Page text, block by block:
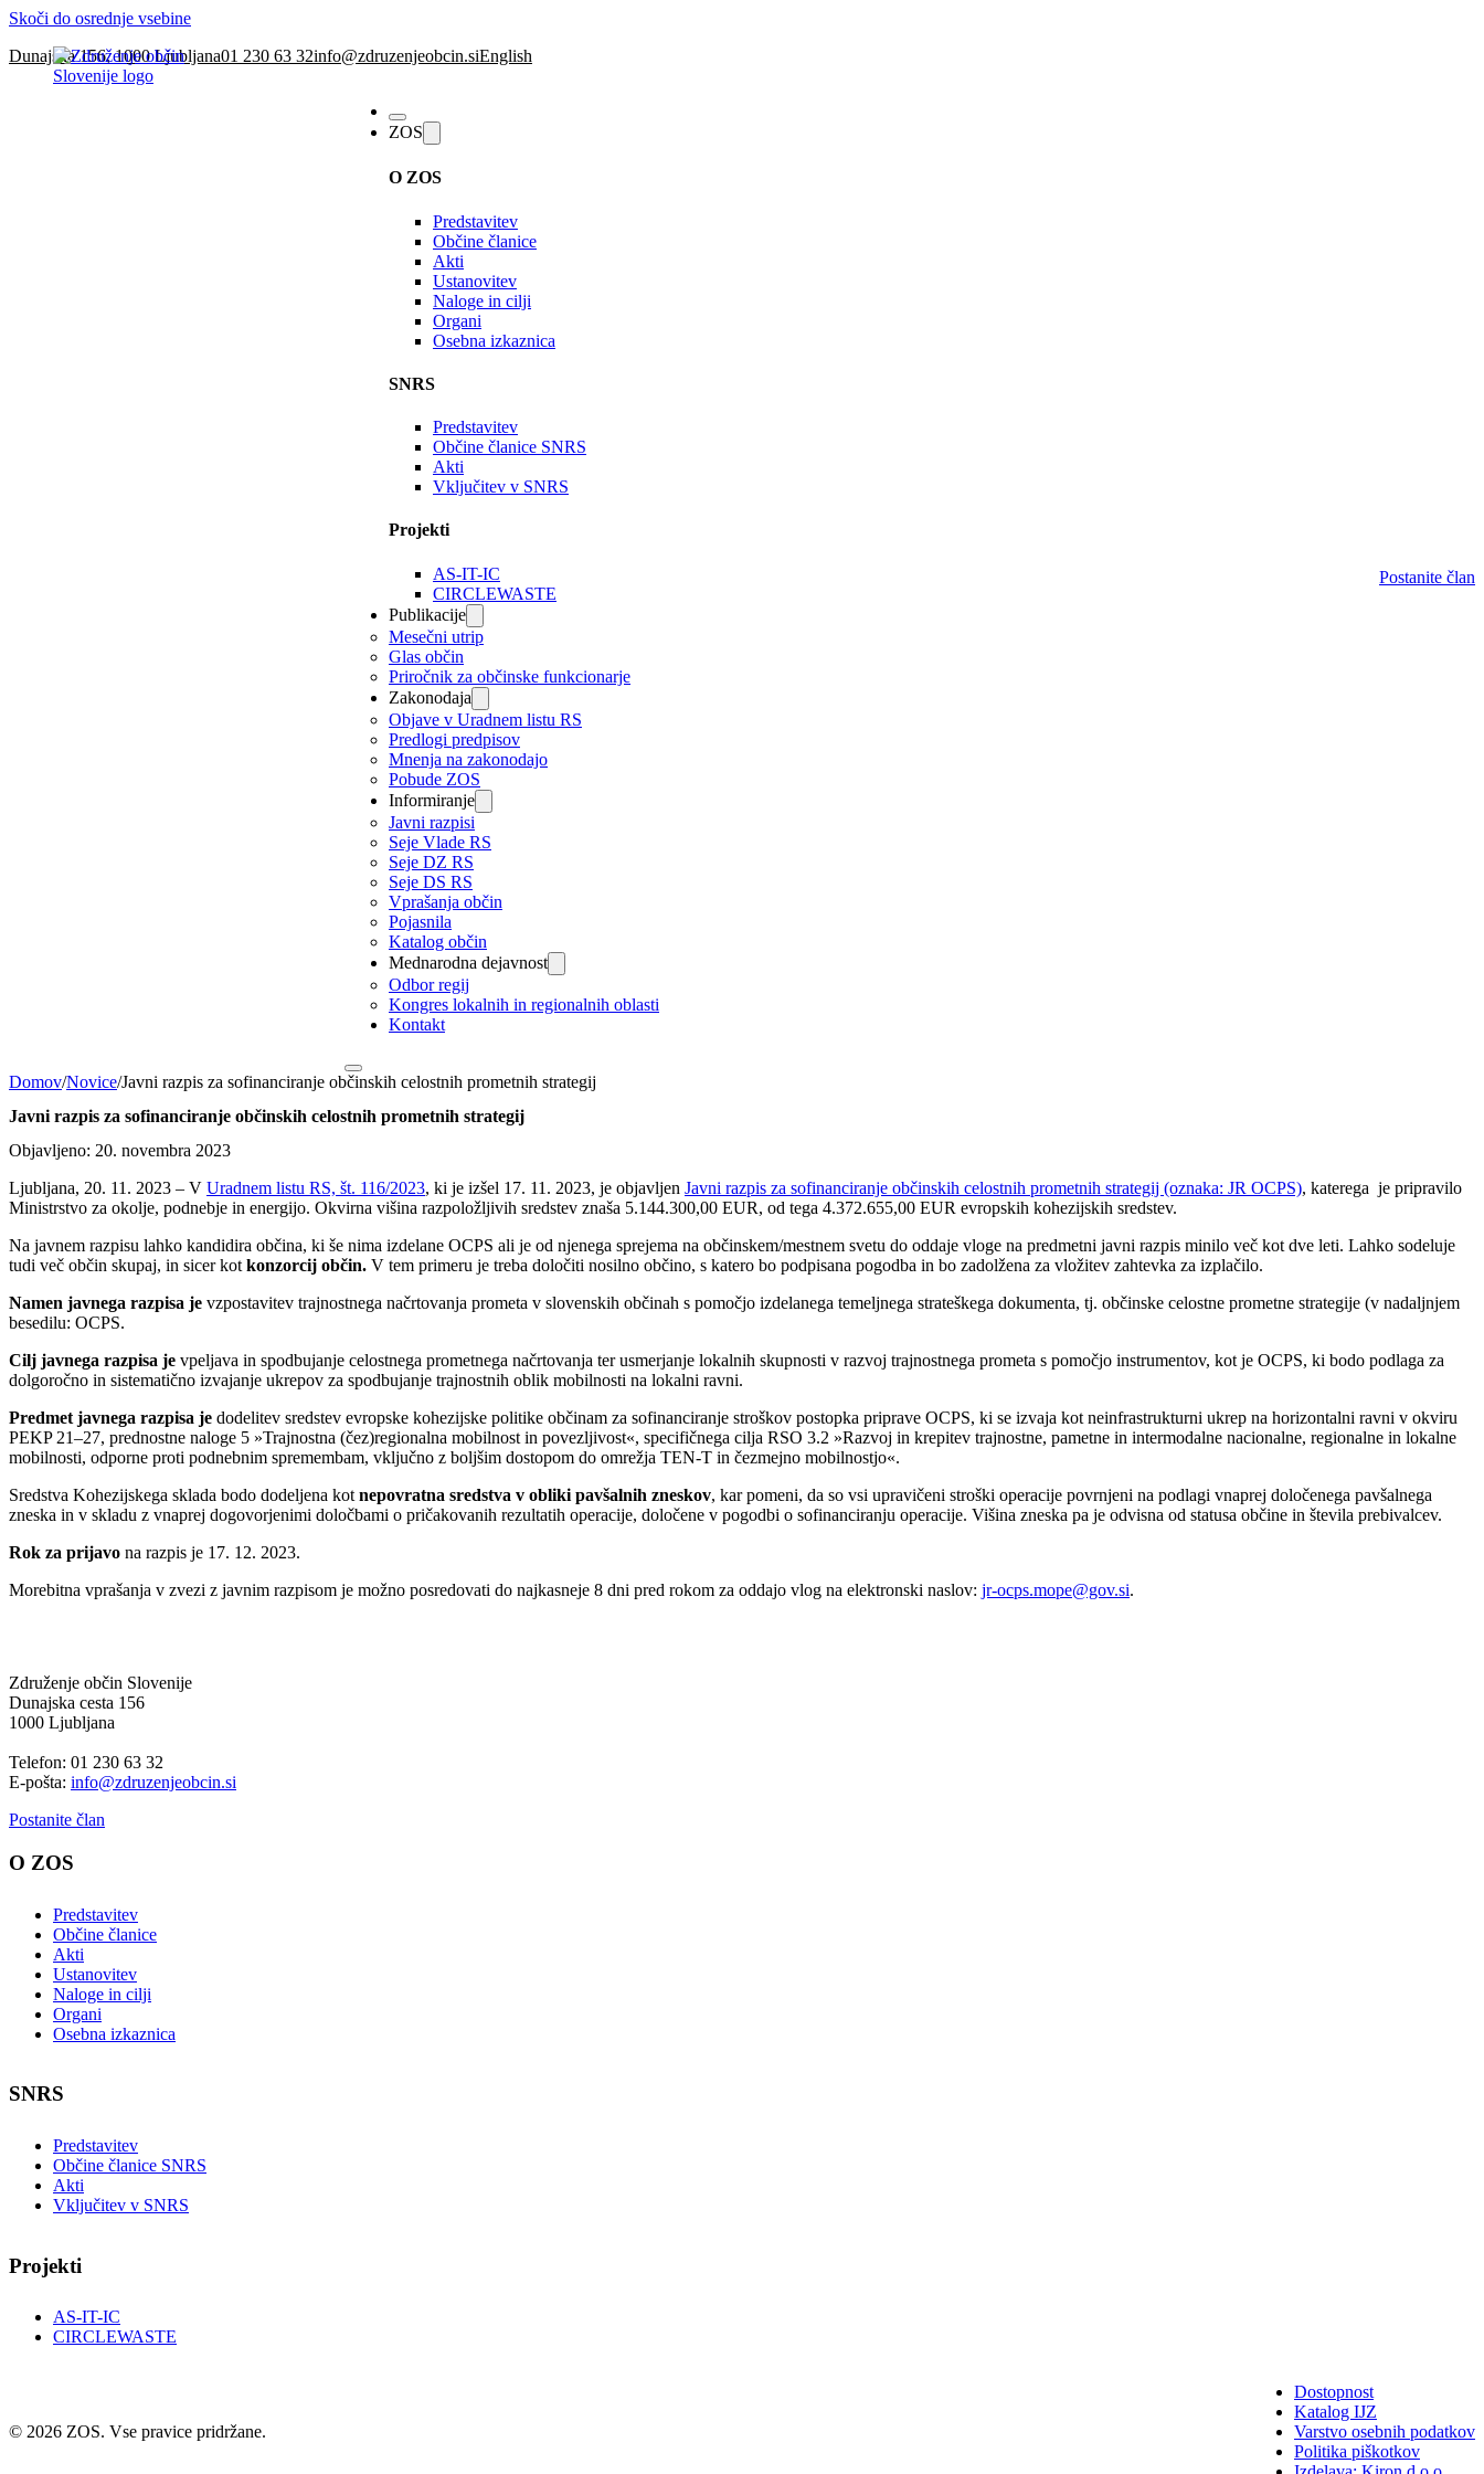
Skoči do osrednje vsebine
Dunajska 156, 1000 Ljubljana01 230 63 32info@zdruzenjeobcin.siEnglish
ZOS
O ZOS
Predstavitev
Občine članice
Akti
Ustanovitev
Naloge in cilji
Organi
Osebna izkaznica
SNRS
Predstavitev
Občine članice SNRS
Akti
Vključitev v SNRS
Projekti
AS-IT-IC
CIRCLEWASTE
Publikacije
Mesečni utrip
Glas občin
Priročnik za občinske funkcionarje
Zakonodaja
Objave v Uradnem listu RS
Predlogi predpisov
Mnenja na zakonodajo
Pobude ZOS
Informiranje
Javni razpisi
Seje Vlade RS
Seje DZ RS
Seje DS RS
Vprašanja občin
Pojasnila
Katalog občin
Mednarodna dejavnost
Odbor regij
Kongres lokalnih in regionalnih oblasti
Kontakt
Postanite član
Domov/Novice/Javni razpis za sofinanciranje občinskih celostnih prometnih strategij
Javni razpis za sofinanciranje občinskih celostnih prometnih strategij
Objavljeno: 20. novembra 2023
Ljubljana, 20. 11. 2023 – V Uradnem listu RS, št. 116/2023, ki je izšel 17. 11. 2023, je objavljen Javni razpis za sofinanciranje občinskih celostnih prometnih strategij (oznaka: JR OCPS), katerega je pripravilo
Ministrstvo za okolje, podnebje in energijo. Okvirna višina razpoložljivih sredstev znaša 5.144.300,00 EUR, od tega 4.372.655,00 EUR evropskih kohezijskih sredstev.
Na javnem razpisu lahko kandidira občina, ki še nima izdelane OCPS ali je od njenega sprejema na občinskem/mestnem svetu do oddaje vloge na predmetni javni razpis minilo več kot dve leti. Lahko sodeluje
tudi več občin skupaj, in sicer kot konzorcij občin. V tem primeru je treba določiti nosilno občino, s katero bo podpisana pogodba in bo zadolžena za vložitev zahtevka za izplačilo.
Namen javnega razpisa je vzpostavitev trajnostnega načrtovanja prometa v slovenskih občinah s pomočjo izdelanega temeljnega strateškega dokumenta, tj. občinske celostne prometne strategije (v nadaljnjem
besedilu: OCPS.
Cilj javnega razpisa je vpeljava in spodbujanje celostnega prometnega načrtovanja ter usmerjanje lokalnih skupnosti v razvoj trajnostnega prometa s pomočjo instrumentov, kot je OCPS, ki bodo podlaga za
dolgoročno in sistematično izvajanje ukrepov za spodbujanje trajnostnih oblik mobilnosti na lokalni ravni.
Predmet javnega razpisa je dodelitev sredstev evropske kohezijske politike občinam za sofinanciranje stroškov postopka priprave OCPS, ki se izvaja kot neinfrastrukturni ukrep na horizontalni ravni v okviru
PEKP 21–27, prednostne naloge 5 »Trajnostna (čez)regionalna mobilnost in povezljivost«, specifičnega cilja RSO 3.2 »Razvoj in krepitev trajnostne, pametne in intermodalne nacionalne, regionalne in lokalne
mobilnosti, odporne proti podnebnim spremembam, vključno z boljšim dostopom do omrežja TEN-T in čezmejno mobilnostjo«.
Sredstva Kohezijskega sklada bodo dodeljena kot nepovratna sredstva v obliki pavšalnih zneskov, kar pomeni, da so vsi upravičeni stroški operacije povrnjeni na podlagi vnaprej določenega pavšalnega
zneska in v skladu z vnaprej dogovorjenimi določbami o pričakovanih rezultatih operacije, določene v pogodbi o sofinanciranju operacije. Višina zneska pa je odvisna od statusa občine in števila prebivalcev.
Rok za prijavo na razpis je 17. 12. 2023.
Morebitna vprašanja v zvezi z javnim razpisom je možno posredovati do najkasneje 8 dni pred rokom za oddajo vlog na elektronski naslov: jr-ocps.mope@gov.si.
Združenje občin Slovenije
Dunajska cesta 156
1000 Ljubljana
Telefon: 01 230 63 32
E-pošta: info@zdruzenjeobcin.si
Postanite član
O ZOS
Predstavitev
Občine članice
Akti
Ustanovitev
Naloge in cilji
Organi
Osebna izkaznica
SNRS
Predstavitev
Občine članice SNRS
Akti
Vključitev v SNRS
Projekti
AS-IT-IC
CIRCLEWASTE
© 2026 ZOS. Vse pravice pridržane.
Dostopnost
Katalog IJZ
Varstvo osebnih podatkov
Politika piškotkov